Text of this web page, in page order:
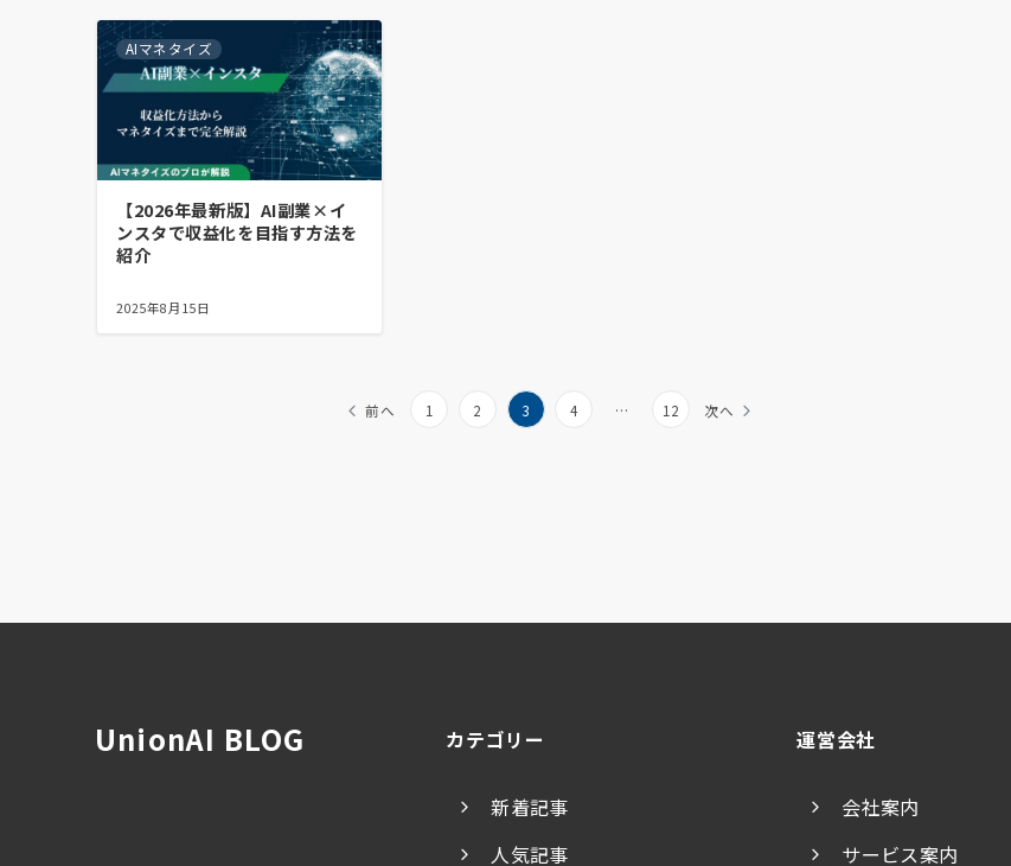
AIマネタイズ
【2026年最新版】AI副業×イ
ンスタで収益化を目指す方法を
紹介
2025年8月15日
前へ 1 2 3 4 … 12 次へ
UnionAI BLOG カテゴリー
新着記事
人気記事
運営会社
会社案内
サービス案内